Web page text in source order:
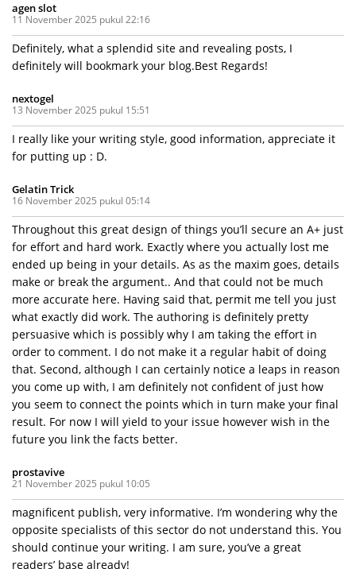
agen slot
11 November 2025 pukul 22:16
Definitely, what a splendid site and revealing posts, I
definitely will bookmark your blog.Best Regards!
nextogel
13 November 2025 pukul 15:51
I really like your writing style, good information, appreciate it
for putting up : D.
Gelatin Trick
16 November 2025 pukul 05:14
Throughout this great design of things you’ll secure an A+ just
for effort and hard work. Exactly where you actually lost me
ended up being in your details. As as the maxim goes, details
make or break the argument.. And that could not be much
more accurate here. Having said that, permit me tell you just
what exactly did work. The authoring is definitely pretty
persuasive which is possibly why I am taking the effort in
order to comment. I do not make it a regular habit of doing
that. Second, although I can certainly notice a leaps in reason
you come up with, I am definitely not confident of just how
you seem to connect the points which in turn make your final
result. For now I will yield to your issue however wish in the
future you link the facts better.
prostavive
21 November 2025 pukul 10:05
magnificent publish, very informative. I’m wondering why the
opposite specialists of this sector do not understand this. You
should continue your writing. I am sure, you’ve a great
readers’ base already!